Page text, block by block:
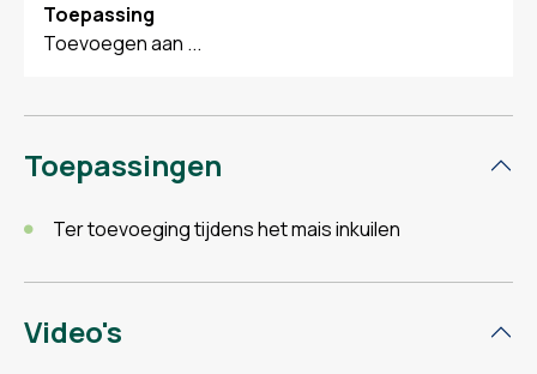
Toepassing
Toevoegen aan ...
Toepassingen
Ter toevoeging tijdens het mais inkuilen
Video's